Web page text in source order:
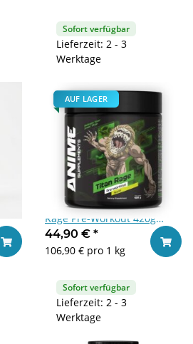
Sofort verfügbar
Lieferzeit: 2 - 3
Werktage
In den Warenkorb
AUF LAGER
Anime Supplements Titan
Rage Pre-Workout 420g
Apple
44,90 € *
106,90 € pro 1 kg
Sofort verfügbar
Lieferzeit: 2 - 3
Werktage
In